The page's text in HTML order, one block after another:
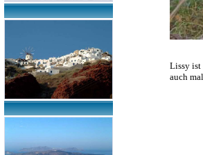
Lissy ist
auch